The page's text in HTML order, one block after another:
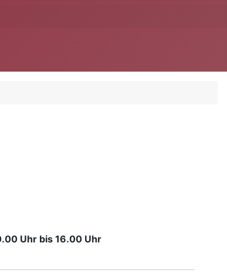
Uhr bis 16.00 Uhr